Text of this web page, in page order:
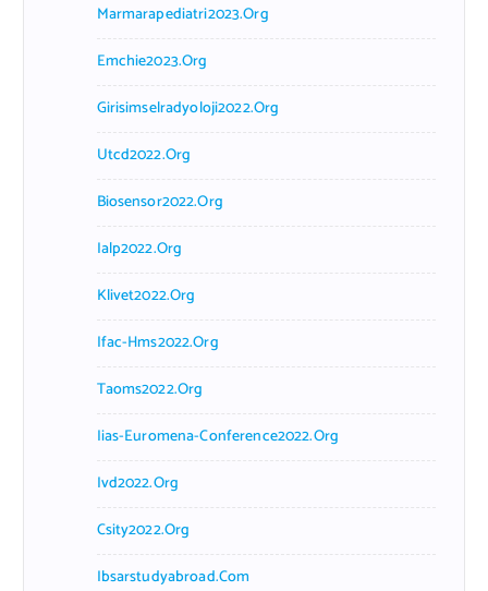
Marmarapediatri2023.org
Emchie2023.org
Girisimselradyoloji2022.org
Utcd2022.org
Biosensor2022.org
Ialp2022.org
Klivet2022.org
Ifac-Hms2022.org
Taoms2022.org
Iias-Euromena-Conference2022.org
Ivd2022.org
Csity2022.org
Ibsarstudyabroad.com